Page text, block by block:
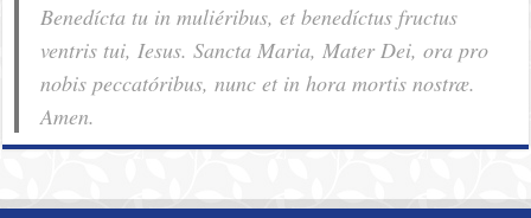
Benedícta tu in muliéribus, et benedíctus fructus
ventris tui, Iesus. Sancta Maria, Mater Dei, ora pro
nobis pec­ca­tóribus, nunc et in hora mortis nostræ.
Amen.